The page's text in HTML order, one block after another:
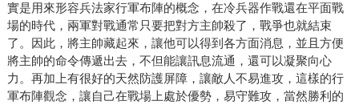
實是用來形容兵法家行軍布陣的概念，在冷兵器作戰還在平面戰
場的時代，兩軍對戰通常只要把對方主帥殺了，戰爭也就結束
了。因此，將主帥藏起來，讓他可以得到各方面消息，並且方便
將主帥的命令傳遞出去，不但能讓訊息流通，還可以凝聚向心
力。再加上有很好的天然防護屏障，讓敵人不易進攻，這樣的行
軍布陣觀念，讓自己在戰場上處於優勢，易守難攻，當然勝利的